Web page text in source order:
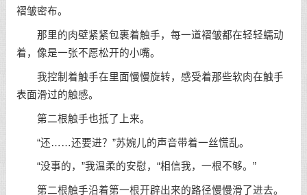
褶皱密布。
那里的肉壁紧紧包裹着触手，每一道褶皱都在轻轻蠕动
着，像是一张不愿松开的小嘴。
我控制着触手在里面慢慢旋转，感受着那些软肉在触手
表面滑过的触感。
第二根触手也抵了上来。
“还……还要进？”苏婉儿的声音带着一丝慌乱。
“没事的，”我温柔的安慰，“相信我，一根不够。”
第二根触手沿着第一根开辟出来的路径慢慢滑了进去。